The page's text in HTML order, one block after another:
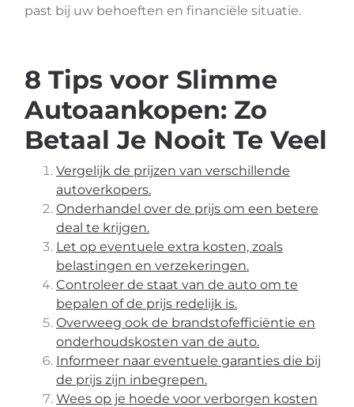
past bij uw behoeften en financiële situatie.
8 Tips voor Slimme
Autoaankopen: Zo
Betaal Je Nooit Te Veel
Vergelijk de prijzen van verschillende
autoverkopers.
Onderhandel over de prijs om een ​​betere
deal te krijgen.
Let op eventuele extra kosten, zoals
belastingen en verzekeringen.
Controleer de staat van de auto om te
bepalen of de prijs redelijk is.
Overweeg ook de brandstofefficiëntie en
onderhoudskosten van de auto.
Informeer naar eventuele garanties die bij
de prijs zijn inbegrepen.
Wees op je hoede voor verborgen kosten